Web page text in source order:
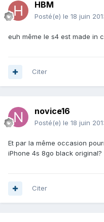
HBM
Posté(e) le 18 juin
euh même le s4 est made in
Citer
novice16
Posté(e) le 18 juin
Et par la même occasion
iPhone 4s 8go black original?
Citer